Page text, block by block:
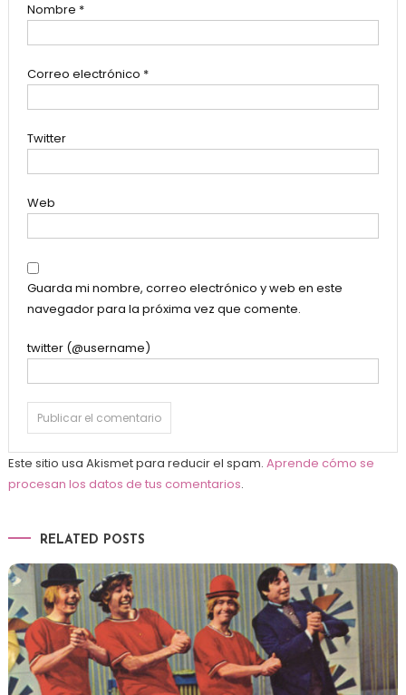
Nombre *
Correo electrónico *
Twitter
Web
Guarda mi nombre, correo electrónico y web en este
navegador para la próxima vez que comente.
twitter (@username)
Este sitio usa Akismet para reducir el spam. Aprende cómo se
procesan los datos de tus comentarios.
RELATED POSTS